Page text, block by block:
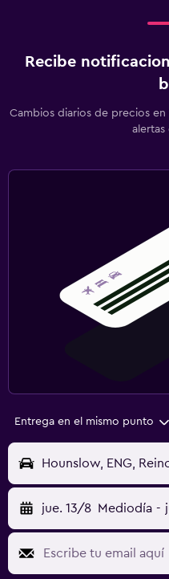
Recibe
Cambios diarios de precios
alertas
Entrega en el mismo punto
Hounslow, ENG,
jue. 13/8 Mediodía -